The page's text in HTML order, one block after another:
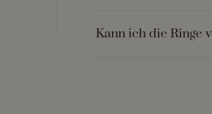
Kann ich die Ringe